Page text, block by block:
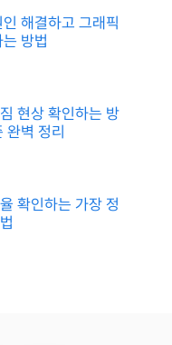
해결하고 그래픽
방법
현상 확인하는 방
완벽 정리
확인하는 가장 정